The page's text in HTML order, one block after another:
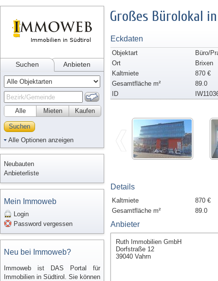
Suchen Anbieten
Alle Kaufen
Mieten
Suchen
Alle Optionen anzeigen
Neubauten
Anbieterliste
Mein Immoweb
Login
Password vergessen
Neu bei Immoweb?
Immoweb ist DAS Portal für
Immobilien in Südtirol. Sie können
Großes Bürolokal
Eckdaten
Objektart
Büro/
Ort
Brixen
Kaltmiete
870 €
Gesamtfläche m²
89.0
ID
Details
Kaltmiete
870 €
Gesamtfläche m²
89.0
Anbieter
Ruth Immobilien GmbH
Dorfstraße 12
39040 Vahrn